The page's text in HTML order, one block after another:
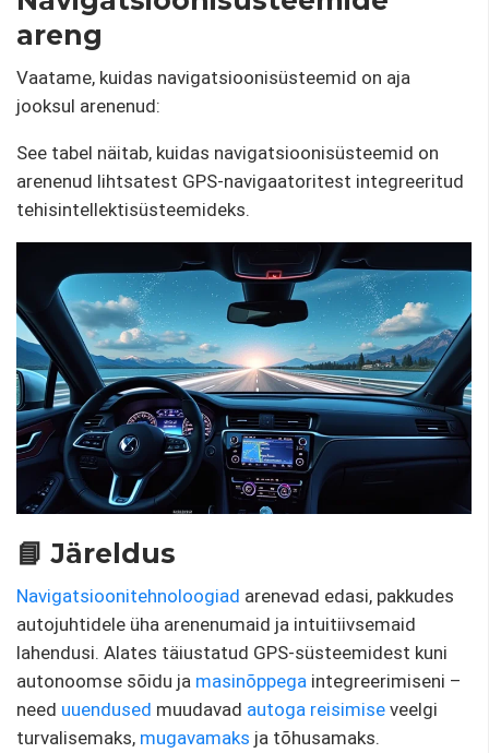
areng
Vaatame, kuidas navigatsioonisüsteemid on aja
jooksul arenenud:
See tabel näitab, kuidas navigatsioonisüsteemid on
arenenud lihtsatest GPS-navigaatoritest integreeritud
tehisintellektisüsteemideks.
📘 Järeldus
Navigatsioonitehnoloogiad arenevad edasi, pakkudes
autojuhtidele üha arenenumaid ja intuitiivsemaid
lahendusi. Alates täiustatud GPS-süsteemidest kuni
autonoomse sõidu ja masinõppega integreerimiseni –
need uuendused muudavad autoga reisimise veelgi
turvalisemaks, mugavamaks ja tõhusamaks.